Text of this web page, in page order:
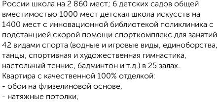
России школа на 2 860 мест; 6 детских садов общей
вместимостью 1000 мест детская школа искусств на
1400 мест с инновационной библиотекой поликлиника с
подстанцией скорой помощи спорткомплекс для занятий
42 видами спорта (водные и игровые виды, единоборства,
танцы, спортивная и художественная гимнастика,
настольный теннис, бадминтон и т.д.) в 25 залах.
Квартира с качественной 100% отделкой:
- обои на флизелиновой основе,
- натяжные потолки,